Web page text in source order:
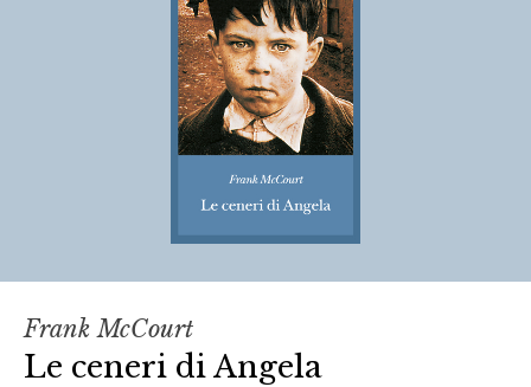
Frank McCourt
Le ceneri di Angela